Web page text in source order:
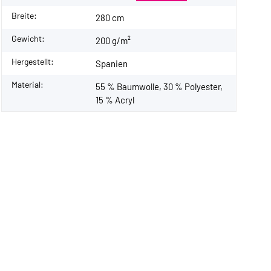
Breite: 280 cm
Gewicht: 200 g/m²
Hergestellt: Spanien
Material:
55 % Baumwolle, 30 % Polyester,
15 % Acryl